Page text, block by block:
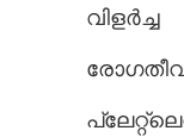
വിളർച്ച